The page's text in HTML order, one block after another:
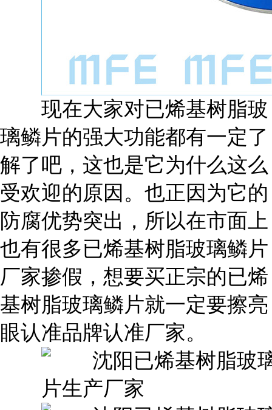
现在大家对已烯基树脂玻
璃鳞片的强大功能都有一定了
解了吧，这也是它为什么这么
受欢迎的原因。也正因为它的
防腐优势突出，所以在市面上
也有很多已烯基树脂玻璃鳞片
厂家掺假，想要买正宗的已烯
基树脂玻璃鳞片就一定要擦亮
眼认准品牌认准厂家。